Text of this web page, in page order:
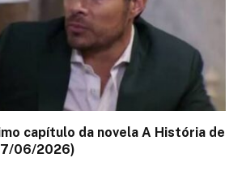
capítulo da novela A História de
06/2026)